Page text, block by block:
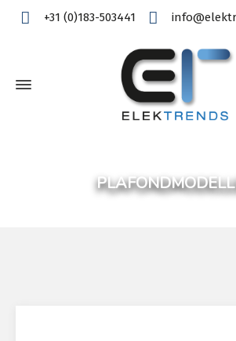
+31 (0)183-503441